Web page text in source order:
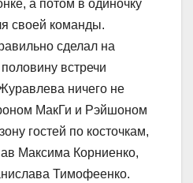
а потом в одиночку
своей команды.
сделал на
встречи
ничего не
МакГи и Рэйшоном
гостей по косточкам,
Максима Корниенко,
Тимофеенко.